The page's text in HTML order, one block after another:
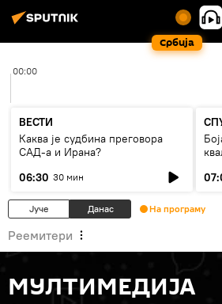
Србија
00:00
ВЕСТИ
Каква је судбина преговора
САД-а и Ирана?
06:30 30 мин
Јуче Данас На програму
Реемитери
МУЛТИМЕДИЈА